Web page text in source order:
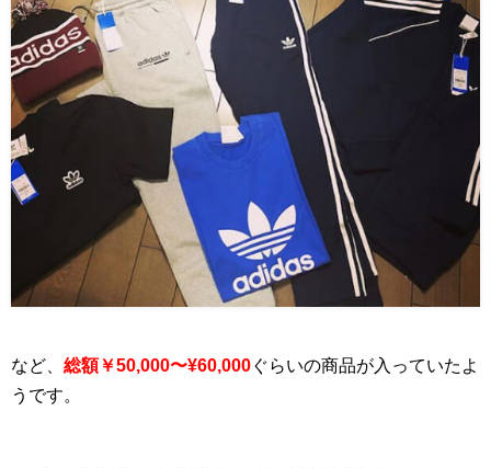
など、 総額￥50,000〜¥60,000ぐらいの商品が入っていたよ
うです。